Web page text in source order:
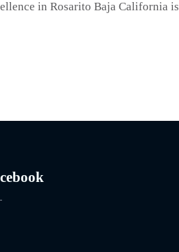
in Rosarito Baja California